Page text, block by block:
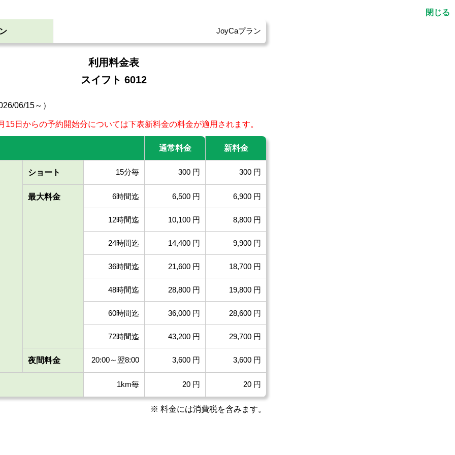
JoyCaプラン
利用料金表
スイフト 6012
06/15～）
15日からの予約開始分については下表新料金の料金が適用されます。
通常料金 新料金
ショート 15分毎 300 円 300 円
最大料金 6時間迄 6,500 円 6,900 円
12時間迄 10,100 円 8,800 円
24時間迄 14,400 円 9,900 円
36時間迄 21,600 円 18,700 円
48時間迄 28,800 円 19,800 円
60時間迄 36,000 円 28,600 円
72時間迄 43,200 円 29,700 円
夜間料金 20:00～翌8:00 3,600 円 3,600 円
1km毎 20 円 20 円
※ 料金には消費税を含みます。